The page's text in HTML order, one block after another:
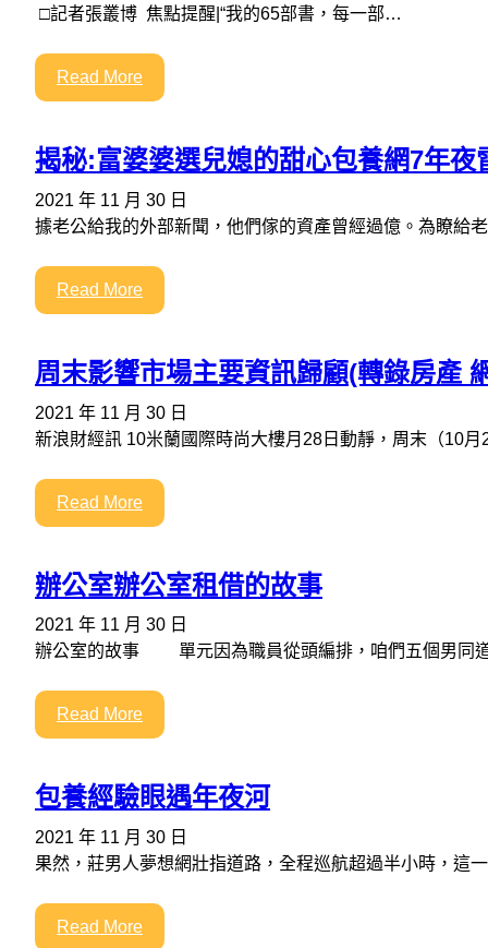
□記者張叢博 焦點提醒|“我的65部書，每一部…
Read More
揭秘:富婆婆選兒媳的甜心包養網7年夜
2021 年 11 月 30 日
據老公給我的外部新聞，他們傢的資產曾經過億。為瞭給
Read More
周末影響市場主要資訊歸顧(轉錄房產
2021 年 11 月 30 日
新浪財經訊 10米蘭國際時尚大樓月28日動靜，周末（10
Read More
辦公室辦公室租借的故事
2021 年 11 月 30 日
辦公室的故事 單元因為職員從頭編排，咱們五個男同
Read More
包養經驗眼遇年夜河
2021 年 11 月 30 日
果然，莊男人夢想網壯指道路，全程巡航超過半小時，這
Read More